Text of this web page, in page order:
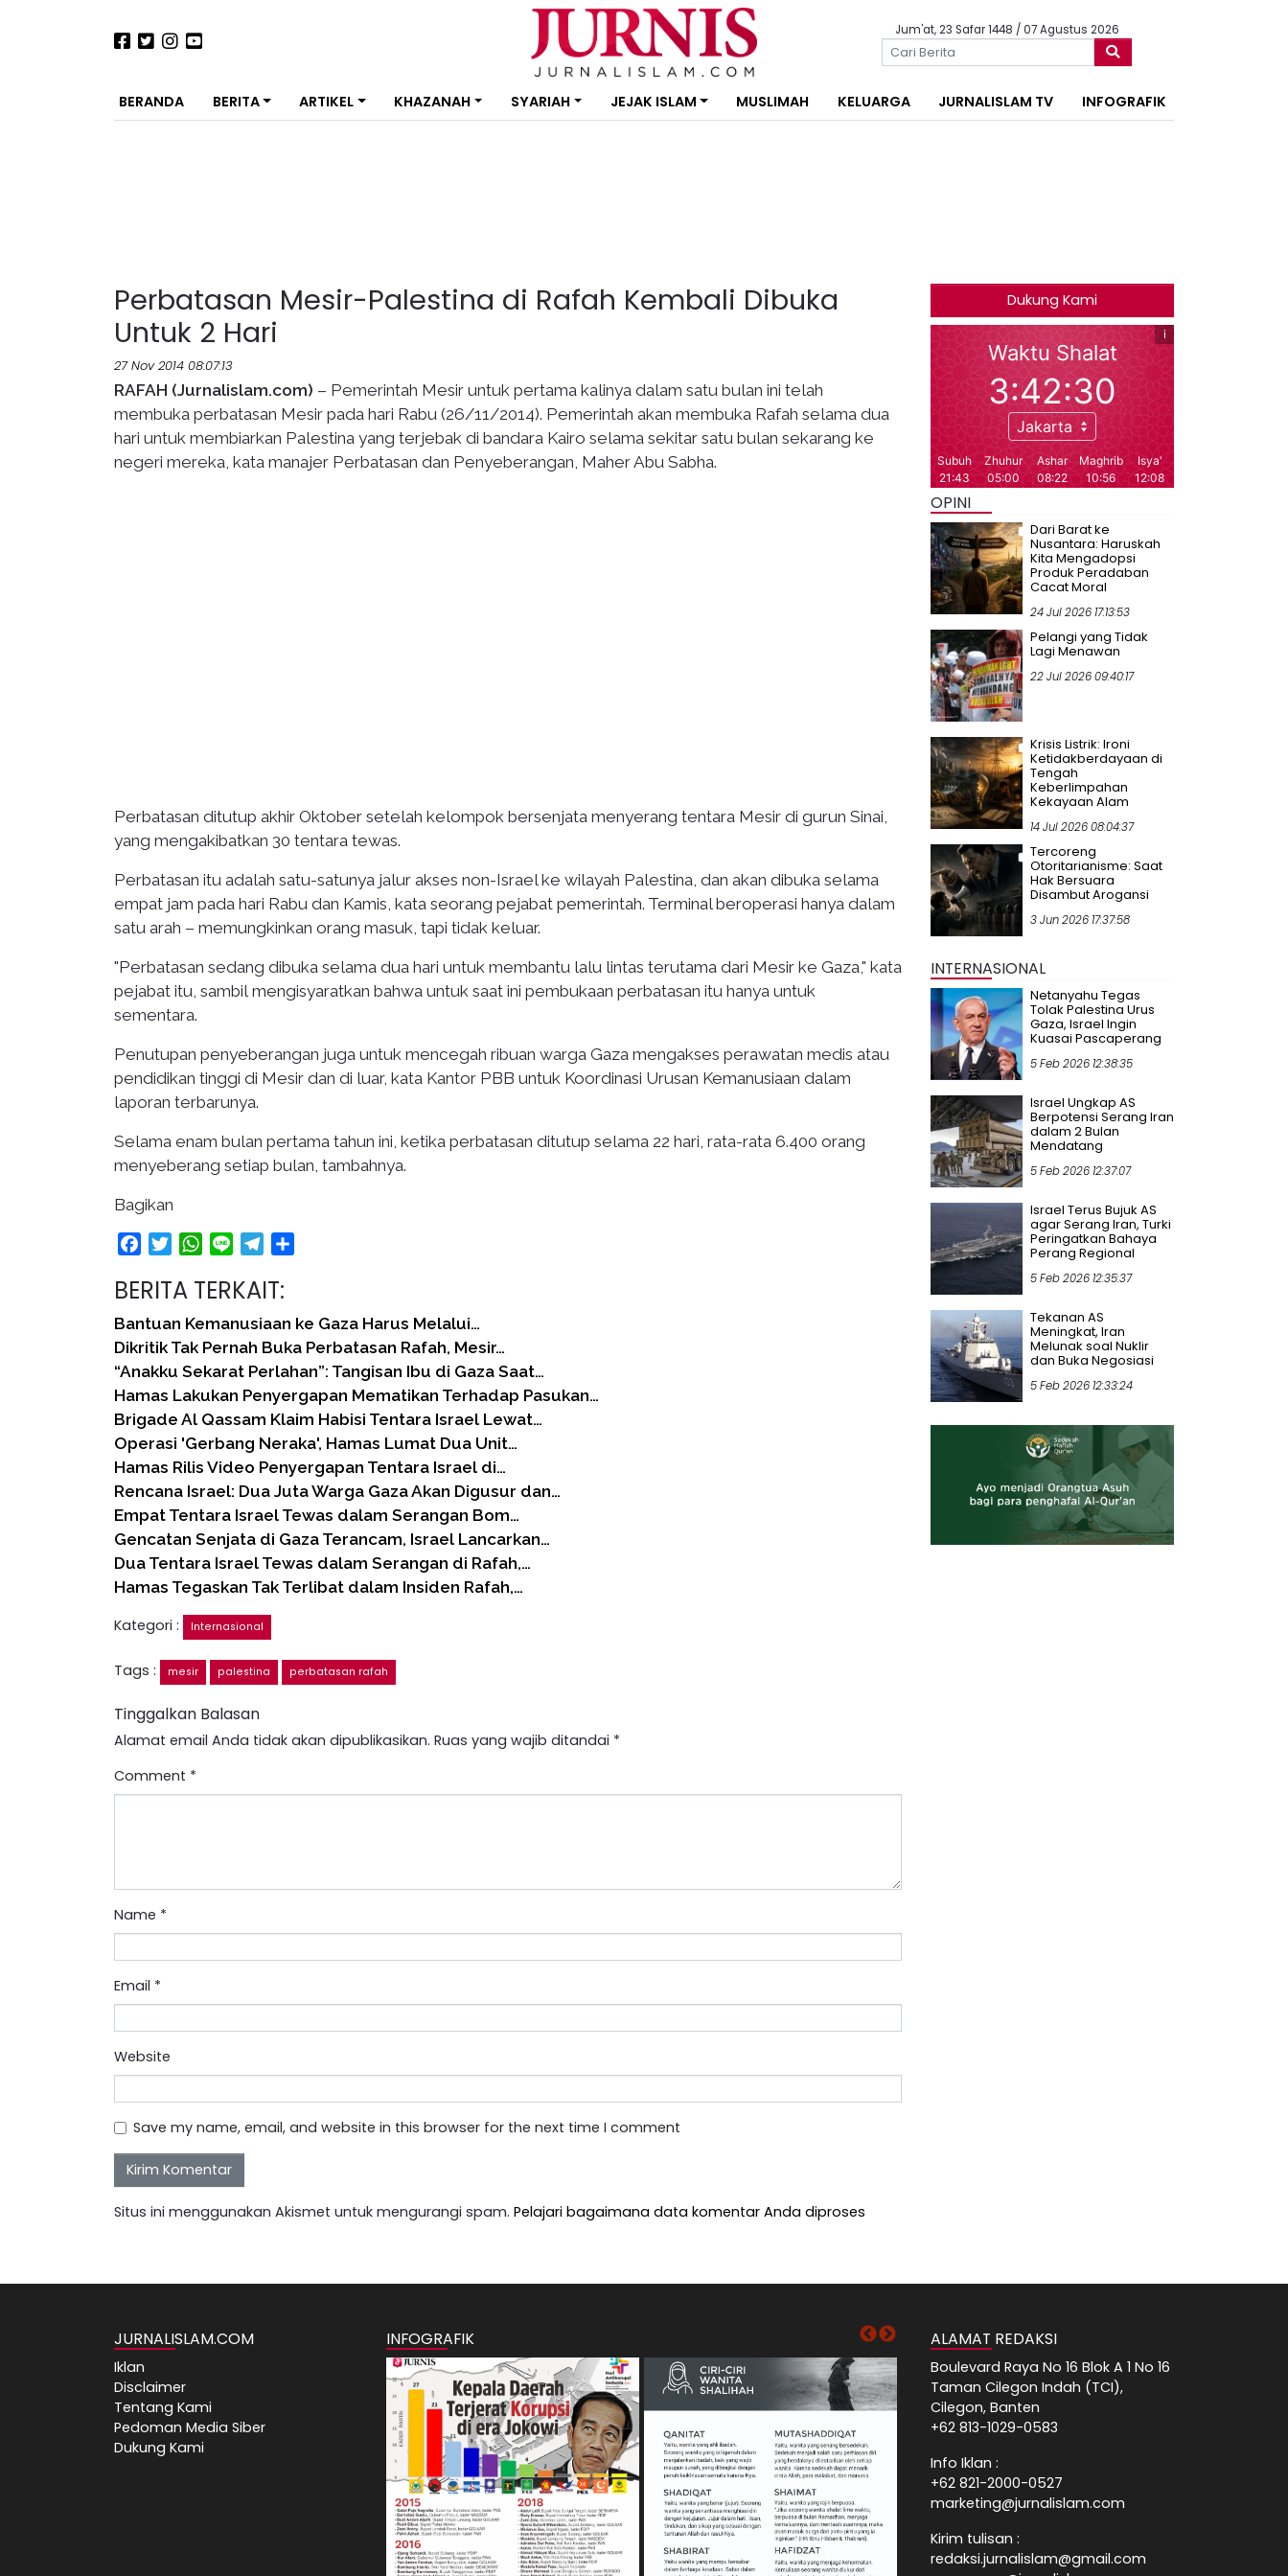
Jum'at, 23 Safar 1448 / 07 Agustus 2026
BERANDA BERITA ARTIKEL KHAZANAH SYARIAH JEJAK ISLAM MUSLIMAH KELUARGA JURNALISLAM TV INFOGRAFIK
Perbatasan Mesir-Palestina di Rafah Kembali Dibuka
Untuk 2 Hari
27 Nov 2014 08:07:13
RAFAH (Jurnalislam.com) – Pemerintah Mesir untuk pertama kalinya dalam satu bulan ini telah
membuka perbatasan Mesir pada hari Rabu (26/11/2014). Pemerintah akan membuka Rafah selama dua
hari untuk membiarkan Palestina yang terjebak di bandara Kairo selama sekitar satu bulan sekarang ke
negeri mereka, kata manajer Perbatasan dan Penyeberangan, Maher Abu Sabha.
Perbatasan ditutup akhir Oktober setelah kelompok bersenjata menyerang tentara Mesir di gurun Sinai,
yang mengakibatkan 30 tentara tewas.
Perbatasan itu adalah satu-satunya jalur akses non-Israel ke wilayah Palestina, dan akan dibuka selama
empat jam pada hari Rabu dan Kamis, kata seorang pejabat pemerintah. Terminal beroperasi hanya dalam
satu arah – memungkinkan orang masuk, tapi tidak keluar.
"Perbatasan sedang dibuka selama dua hari untuk membantu lalu lintas terutama dari Mesir ke Gaza," kata
pejabat itu, sambil mengisyaratkan bahwa untuk saat ini pembukaan perbatasan itu hanya untuk
sementara.
Penutupan penyeberangan juga untuk mencegah ribuan warga Gaza mengakses perawatan medis atau
pendidikan tinggi di Mesir dan di luar, kata Kantor PBB untuk Koordinasi Urusan Kemanusiaan dalam
laporan terbarunya.
Selama enam bulan pertama tahun ini, ketika perbatasan ditutup selama 22 hari, rata-rata 6.400 orang
menyeberang setiap bulan, tambahnya.
Bagikan
FacebookTwitterWhatsApp
Line Telegram
BERITA TERKAIT:
Bantuan Kemanusiaan ke Gaza Harus Melalui…
Dikritik Tak Pernah Buka Perbatasan Rafah, Mesir…
“Anakku Sekarat Perlahan”: Tangisan Ibu di Gaza Saat…
Hamas Lakukan Penyergapan Mematikan Terhadap Pasukan…
Brigade Al Qassam Klaim Habisi Tentara Israel Lewat…
Operasi 'Gerbang Neraka', Hamas Lumat Dua Unit…
Hamas Rilis Video Penyergapan Tentara Israel di…
Rencana Israel: Dua Juta Warga Gaza Akan Digusur dan…
Empat Tentara Israel Tewas dalam Serangan Bom…
Gencatan Senjata di Gaza Terancam, Israel Lancarkan…
Dua Tentara Israel Tewas dalam Serangan di Rafah,…
Hamas Tegaskan Tak Terlibat dalam Insiden Rafah,…
Kategori :
Internasional
Tags : mesir palestina perbatasan rafah
Tinggalkan Balasan
Alamat email Anda tidak akan dipublikasikan. Ruas yang wajib ditandai *
Comment *
Name *
Email *
Website
Save my name, email, and website in this browser for the next time I comment
Situs ini menggunakan Akismet untuk mengurangi spam. Pelajari bagaimana data komentar Anda diproses
Dukung Kami
OPINI
Dari Barat ke
Nusantara: Haruskah
Kita Mengadopsi
Produk Peradaban
Cacat Moral
24 Jul 2026 17:13:53
Pelangi yang Tidak
Lagi Menawan
22 Jul 2026 09:40:17
Krisis Listrik: Ironi
Ketidakberdayaan di
Tengah
Keberlimpahan
Kekayaan Alam
14 Jul 2026 08:04:37
Tercoreng
Otoritarianisme: Saat
Hak Bersuara
Disambut Arogansi
3 Jun 2026 17:37:58
INTERNASIONAL
Netanyahu Tegas
Tolak Palestina Urus
Gaza, Israel Ingin
Kuasai Pascaperang
5 Feb 2026 12:38:35
Israel Ungkap AS
Berpotensi Serang Iran
dalam 2 Bulan
Mendatang
5 Feb 2026 12:37:07
Israel Terus Bujuk AS
agar Serang Iran, Turki
Peringatkan Bahaya
Perang Regional
5 Feb 2026 12:35:37
Tekanan AS
Meningkat, Iran
Melunak soal Nuklir
dan Buka Negosiasi
5 Feb 2026 12:33:24
JURNALISLAM.COM
Iklan
Disclaimer
Tentang Kami
Pedoman Media Siber
Dukung Kami
INFOGRAFIK ALAMAT REDAKSI
Boulevard Raya No 16 Blok A 1 No 16
Taman Cilegon Indah (TCI),
Cilegon, Banten
+62 813-1029-0583
Info Iklan :
+62 821-2000-0527
marketing@jurnalislam.com
Kirim tulisan :
redaksi.jurnalislam@gmail.com